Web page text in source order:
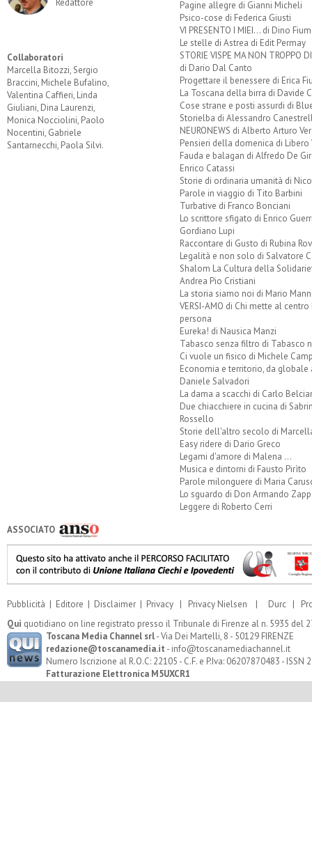
Collaboratori
Marcella Bitozzi, Sergio
Braccini, Michele Bufalino,
Valentina Caffieri, Linda
Giuliani, Dina Laurenzi,
Monica Nocciolini, Paolo
Nocentini, Gabriele
Santarnecchi, Paola Silvi.
Pagine allegre di Gianni Micheli
Psico-cose di Federica Giusti
VI PRESENTO I MIEI... di Dino
Le stelle di Astrea di Edit Permay
STORIE VISPE MA NON TROPPO
di Dario Dal Canto
Progettare il benessere di Erica
La Toscana della birra di Davide
Cose strane e posti assurdi di
Storielba di Alessandro
NEURONEWS di Alberto Arturo
Pensieri della domenica di Libero
Fauda e balagan di Alfredo De
Enrico Catassi
Storie di ordinaria umanità di
Parole in viaggio di Tito Barbini
Turbative di Franco Bonciani
Lo scrittore sfigato di Enrico
Gordiano Lupi
Raccontare di Gusto di Rubina
Legalità e non solo di Salvatore
Shalom La Cultura della
Andrea Pio Cristiani
La storia siamo noi di Mario
VERSI-AMO di Chi mette al centro
persona
Eureka! di Nausica Manzi
Tabasco senza filtro di Tabasco
Ci vuole un fisico di Michele
Economia e territorio, da globale
Daniele Salvadori
La dama a scacchi di Carlo
Due chiacchiere in cucina di
Rossello
Storie dell'altro secolo di
Easy ridere di Dario Greco
Legami d'amore di Malena ...
Musica e dintorni di Fausto Pirìto
Parole milonguere di Maria
Lo sguardo di Don Armando
Leggere di Roberto Cerri
ASSOCIATO
Pubblicità | Editore | Disclaimer | Privacy | Privacy Nielsen | Durc |
Qui quotidiano on line registrato presso il Tribunale di Firenze al n. 5935 del
Toscana Media Channel srl- Via Dei Martelli, 8 - 50129 FIRENZE
redazione@toscanamedia.it - info@toscanamediachannel.it
Numero Iscrizione al R.O.C: 22105 - C.F. e P.Iva: 06207870483 - ISSN
Fatturazione Elettronica M5UXCR1